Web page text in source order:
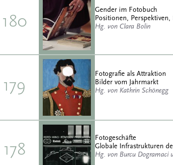
180
Gender im Fotobuch
Positionen, Perspektiven,
Hg. von Clara Bolin
179
Fotografie als Attraktion
Bilder vom Jahrmarkt
Hg. von Kathrin Schönegg
178
Fotogeschäfte
Globale Infrastrukturen
Hg. von Burcu Dogramaci